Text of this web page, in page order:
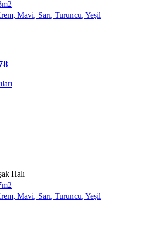
, Mavi, Sarı, Turuncu, Yeşil
Halı
, Mavi, Sarı, Turuncu, Yeşil